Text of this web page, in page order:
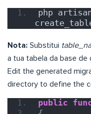
php
Nota: Substitui
a tua tabela da base de
Edit the generated
directory to define the
public